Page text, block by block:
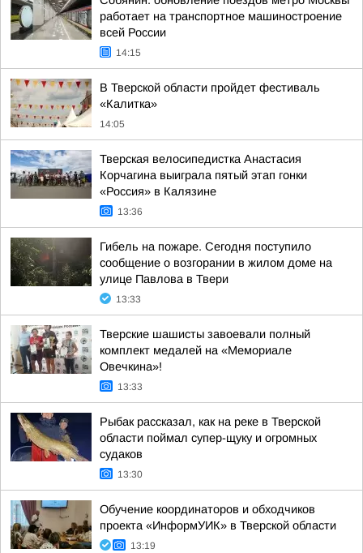
работает на транспортное машиностроение
всей России
14:15
В Тверской области пройдет фестиваль
«Калитка»
14:05
Тверская велосипедистка Анастасия
Корчагина выиграла пятый этап гонки
«Россия» в Калязине
13:36
Гибель на пожаре. Сегодня поступило
сообщение о возгорании в жилом доме на
улице Павлова в Твери
13:33
Тверские шашисты завоевали полный
комплект медалей на «Мемориале
Овечкина»!
13:33
Рыбак рассказал, как на реке в Тверской
области поймал супер-щуку и огромных
судаков
13:30
Обучение координаторов и обходчиков
проекта «ИнформУИК» в Тверской области
13:19